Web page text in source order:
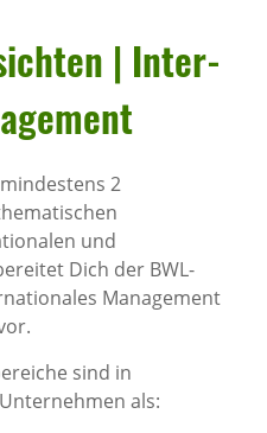
| Inter­
2
und
Dich der BWL-
Management
sind in
als: